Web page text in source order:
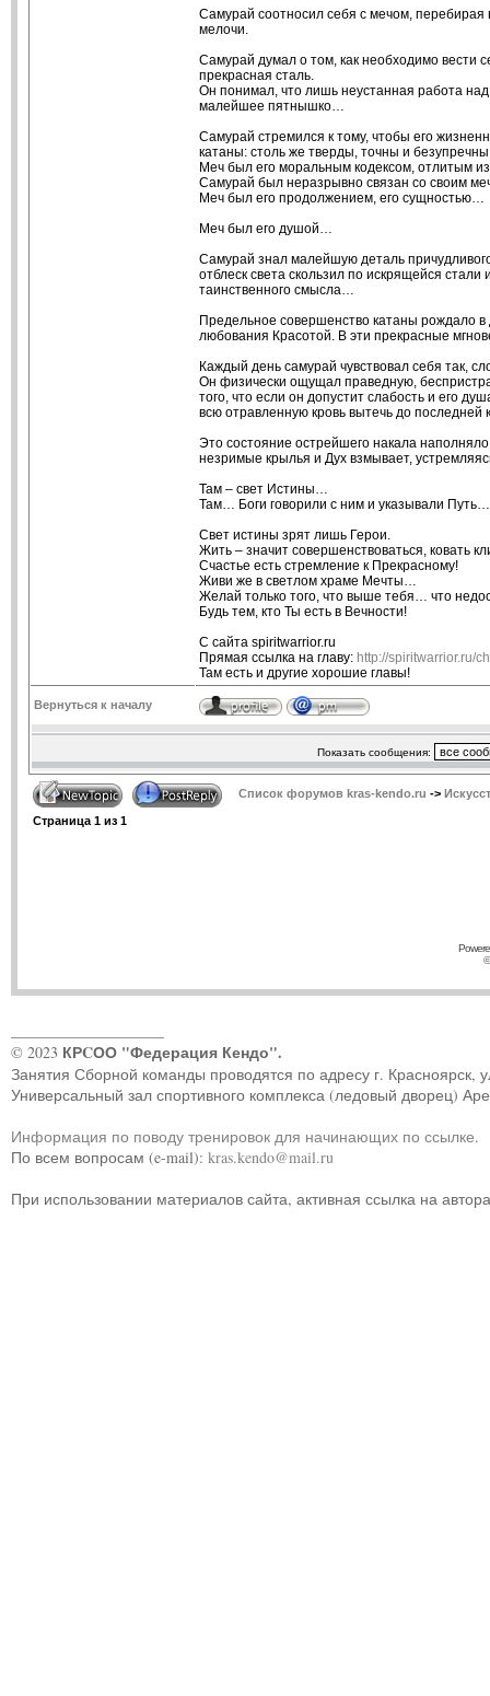
Самурай соотносил себя с мечом,
мелочи.
Самурай думал о том, как необходимо вести
прекрасная сталь.
Он понимал, что лишь неустанная работа
малейшее пятнышко…
Самурай стремился к тому, чтобы его
катаны: столь же тверды, точны и
Меч был его моральным кодексом, отлитым
Самурай был неразрывно связан со своим
Меч был его продолжением, его сущностью…
Меч был его душой…
Самурай знал малейшую деталь
отблеск света скользил по искрящейся
таинственного смысла…
Предельное совершенство катаны рождало в
любования Красотой. В эти прекрасные
Каждый день самурай чувствовал себя так,
Он физически ощущал праведную,
того, что если он допустит слабость и его
всю отравленную кровь вытечь до
Это состояние острейшего накала
незримые крылья и Дух взмывает,
Там – свет Истины…
Там… Боги говорили с ним и указывали Путь…
Свет истины зрят лишь Герои.
Жить – значит совершенствоваться, ковать
Счастье есть стремление к Прекрасному!
Живи же в светлом храме Мечты…
Желай только того, что выше тебя… что
Будь тем, кто Ты есть в Вечности!
С сайта spiritwarrior.ru
Прямая ссылка на главу: http://spiritwarrior.ru/
Там есть и другие хорошие главы!
Вернуться к началу
Показать сообщения:
Список форумов kras-kendo.ru ->
Страница 1 из 1
© 2023 КРCОО "Федерация Кендо".
Занятия Сборной команды проводятся по адресу г. Красноярск,
Универсальный зал спортивного комплекса (ледовый дворец)
Информация по поводу тренировок для начинающих по ссылке.
По всем вопросам (e-mail): kras.kendo@mail.ru
При использовании материалов сайта, активная ссылка на